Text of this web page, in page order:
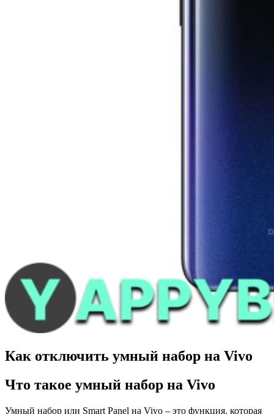
Как отключить умный набор на Vivo
Что такое умный набор на Vivo
Умный набор или Smart Panel на Vivo – это функция, которая